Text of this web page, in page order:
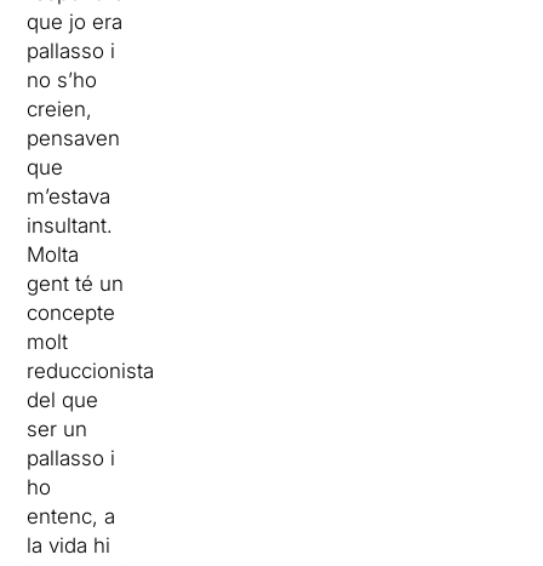
que jo era
pallasso i
no s’ho
creien,
pensaven
que
m’estava
insultant.
Molta
gent té un
concepte
molt
reduccionista
del que
ser un
pallasso i
ho
entenc, a
la vida hi